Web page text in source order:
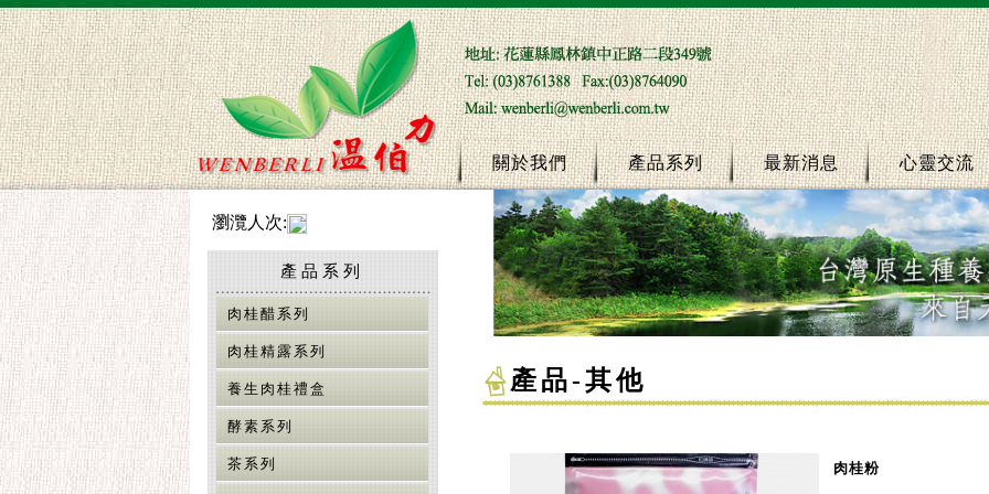
關於我們 產品系列 最新消息 心靈交流
瀏灠人次:
產品系列
肉桂醋系列
肉桂精露系列
養生肉桂禮盒
酵素系列
茶系列
產品-其他
肉桂粉